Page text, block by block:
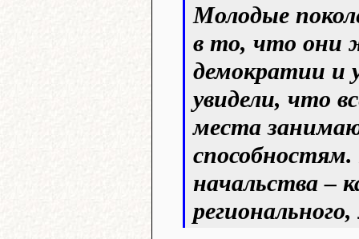
Молодые
в то, что они
демократии и
увидели, что
места
начальства –